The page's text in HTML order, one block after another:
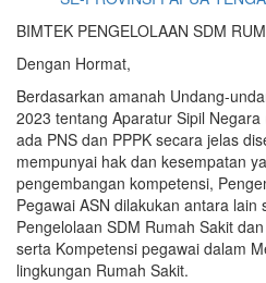
BIMTEK PENGELOLAAN SDM
Dengan Hormat,
Berdasarkan amanah Undang-
2023 tentang Aparatur Sipil
ada PNS dan PPPK secara jelas
mempunyai hak dan kesempatan
pengembangan kompetensi,
Pegawai ASN dilakukan antara
Pengelolaan SDM Rumah Sakit
serta Kompetensi pegawai dalam
lingkungan Rumah Sakit.